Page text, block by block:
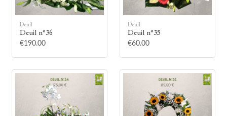
Allumez une bougie
Montrez votre soutien à la famille en
allumant symboliquement une bougie.
Deuil
Deuil n°36
€190.00
Deuil
Deuil n°35
€60.00